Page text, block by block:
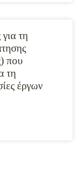
τη
που
τη
έργων